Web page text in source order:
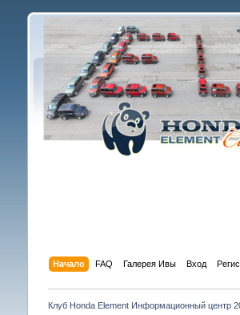
Начало FAQ Галерея Ивы Вход
Клуб Honda Element Информационный центр